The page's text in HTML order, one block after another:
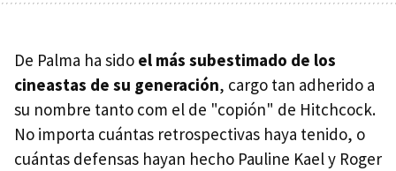
De Palma ha sido el más subestimado de los
cineastas de su generación, cargo tan adherido a
su nombre tanto com el de "copión" de Hitchcock.
No importa cuántas retrospectivas haya tenido, o
cuántas defensas hayan hecho Pauline Kael y Roger